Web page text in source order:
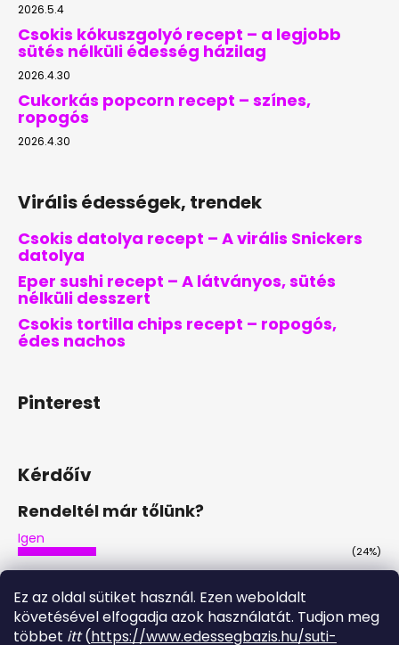
Ez az oldal sütiket használ. Ezen weboldalt
követésével elfogadja azok használatát. Tudjon meg
többet itt(https://www.edessegbazis.hu/suti-
2026.5.4
Csokis kókuszgolyó recept – a legjobb
sütés nélküli édesség házilag
2026.4.30
Cukorkás popcorn recept – színes,
ropogós
2026.4.30
Virális édességek, trendek
Csokis datolya recept – A virális Snickers
datolya
Eper sushi recept – A látványos, sütés
nélküli desszert
Csokis tortilla chips recept – ropogós,
édes nachos
Pinterest
Kérdőív
Rendeltél már tőlünk?
Igen
(24%)
Nem
Nem, de tervezem
(28%)